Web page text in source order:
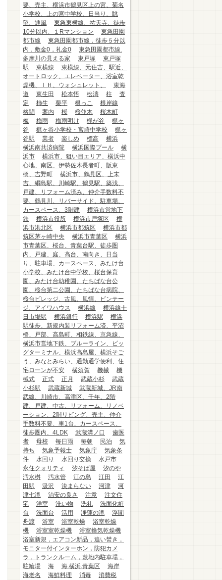
要、売主、横浜市鶴見区上の宮、菊名
小学校、上の宮中学校、日当り、眺
望、通風
東急東横線、祐天寺、徒歩
10分以内、１Rマンション
東急田園
都市線
東急田園都市線，徒歩５分以
内，敷金0，礼金0
東急田園都市線.
多摩川の見える家
東戸塚
東戸塚
駅
東横線
東横線、元住吉、駅近、
オートロック、エレベーター、浴室乾
燥機、ＩＨ、ウォシュレット、
東海
道
東生田 松本悟 松濤 柱
査
定
柿生 栗平 根っこ
根岸線
格闘
案内 桜 桜並木
桜木町
梅
梅雨 梅雨明け 梶が谷
梶ヶ
谷
梶ヶ谷小学校・宮崎中学校
梶ヶ
谷駅
業者 楽しめ 標高
横浜
横浜南共済病院
横浜国際プール
横
浜市
横浜市、狙い目エリア、横浜中
心地、南区、伊勢佐木長者町、阪東
橋、吉野町
横浜市、鶴見区、上末
吉、綱島駅、川崎駅、鶴見駅、築浅、
戸建、リフォーム済み、仲介手数料不
要、鶴見川、リバーサイド、駐車場、
カースペース、3階建
横浜市営地下
鉄
横浜市役所 横浜市戸塚区
横
浜市港北区
横浜市都筑区
横浜市都
筑区茅ヶ崎中央
横浜市青葉区
横浜
市青葉区、桜台、青葉台駅、徒歩圏
内、戸建、庭、高台、南向き、日当
り、駐車場、カースペース、みたけ台
小学校、みたけ台中学校、桜台保育
園、みたけ台幼稚園、たちばな台公
園、桜台第二公園、たちばな台病院、
桜台ビレッジ、古風、風情、ビンテー
ジ、アイワハウス
横浜線
横浜線十
日市場駅
横浜銀行 横浜駅
横浜
駅徒歩、新規内装リフォーム済、平沼
橋、戸部、高島町、相鉄線、京急線、
横浜市営地下鉄、ブルーライン、ビッ
グターミナル、横浜高島屋、横浜そご
う、みなとみらい、通勤通学便利、住
宅ローンが不安
横須賀 機械
機
械式
正式 正月 武蔵小杉
武蔵
小杉駅
武蔵新城
武蔵新城、JR南
武線、川崎市、高津区、千年、2階
建、戸建、中古、リフォーム、リノベ
ーション、2階リビング、売主、仲介
手数料不要、車1台、カースペース、
徒歩圏内、4LDK
武蔵溝ノ口
歯医
者
母校 毎日雨 毎朝 民泊
気
持ち
気象予報士 気象庁
気象条
件
水回り 水回り交換
水戸市
永住クォリティ
汐そば屋
汐のや
汚水桝
汚水管 江の島 江田
江
田駅
汲沢 決まらない 河津
河
津七滝
治安の良さ 注意
注文住
宅
洋室 洗い物 洗礼
洗面化粧
台
洗面台 活用 浄蓮の滝
浮間
舟渡
浴室 浴室乾燥
浴室乾燥
機
浴室室乾燥機
浴室換気乾燥機
浴室新規，エアコン新品，追い焚き，
モニター付インターホン，防犯カメ
ラ，トランクルーム，敷地内駐車場，
駐輪場
海 海.横浜.青葉区
海岸
海老名
海鮮料理 消毒
消費税